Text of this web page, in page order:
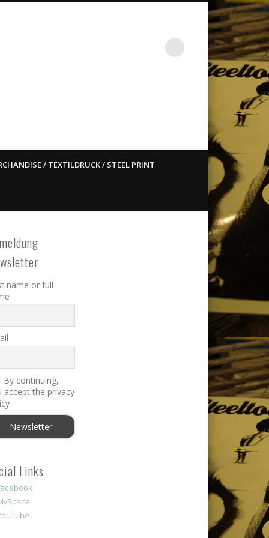
ain`t dead so straight
/ TEXTILDRUCK / STEEL PRINT
name or full
By continuing,
accept the privacy
Links